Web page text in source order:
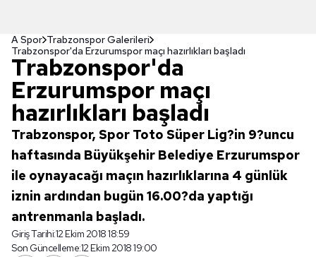
A Spor Trabzonspor Galerileri
Trabzonspor'da Erzurumspor maçı hazırlıkları başladı
Trabzonspor'da
Erzurumspor maçı
hazırlıkları başladı
Trabzonspor, Spor Toto Süper Lig?in 9?uncu
haftasında Büyükşehir Belediye Erzurumspor
ile oynayacağı maçın hazırlıklarına 4 günlük
iznin ardından bugün 16.00?da yaptığı
antrenmanla başladı.
Giriş Tarihi:12 Ekim 2018 18:59
Son Güncelleme:12 Ekim 2018 19:00